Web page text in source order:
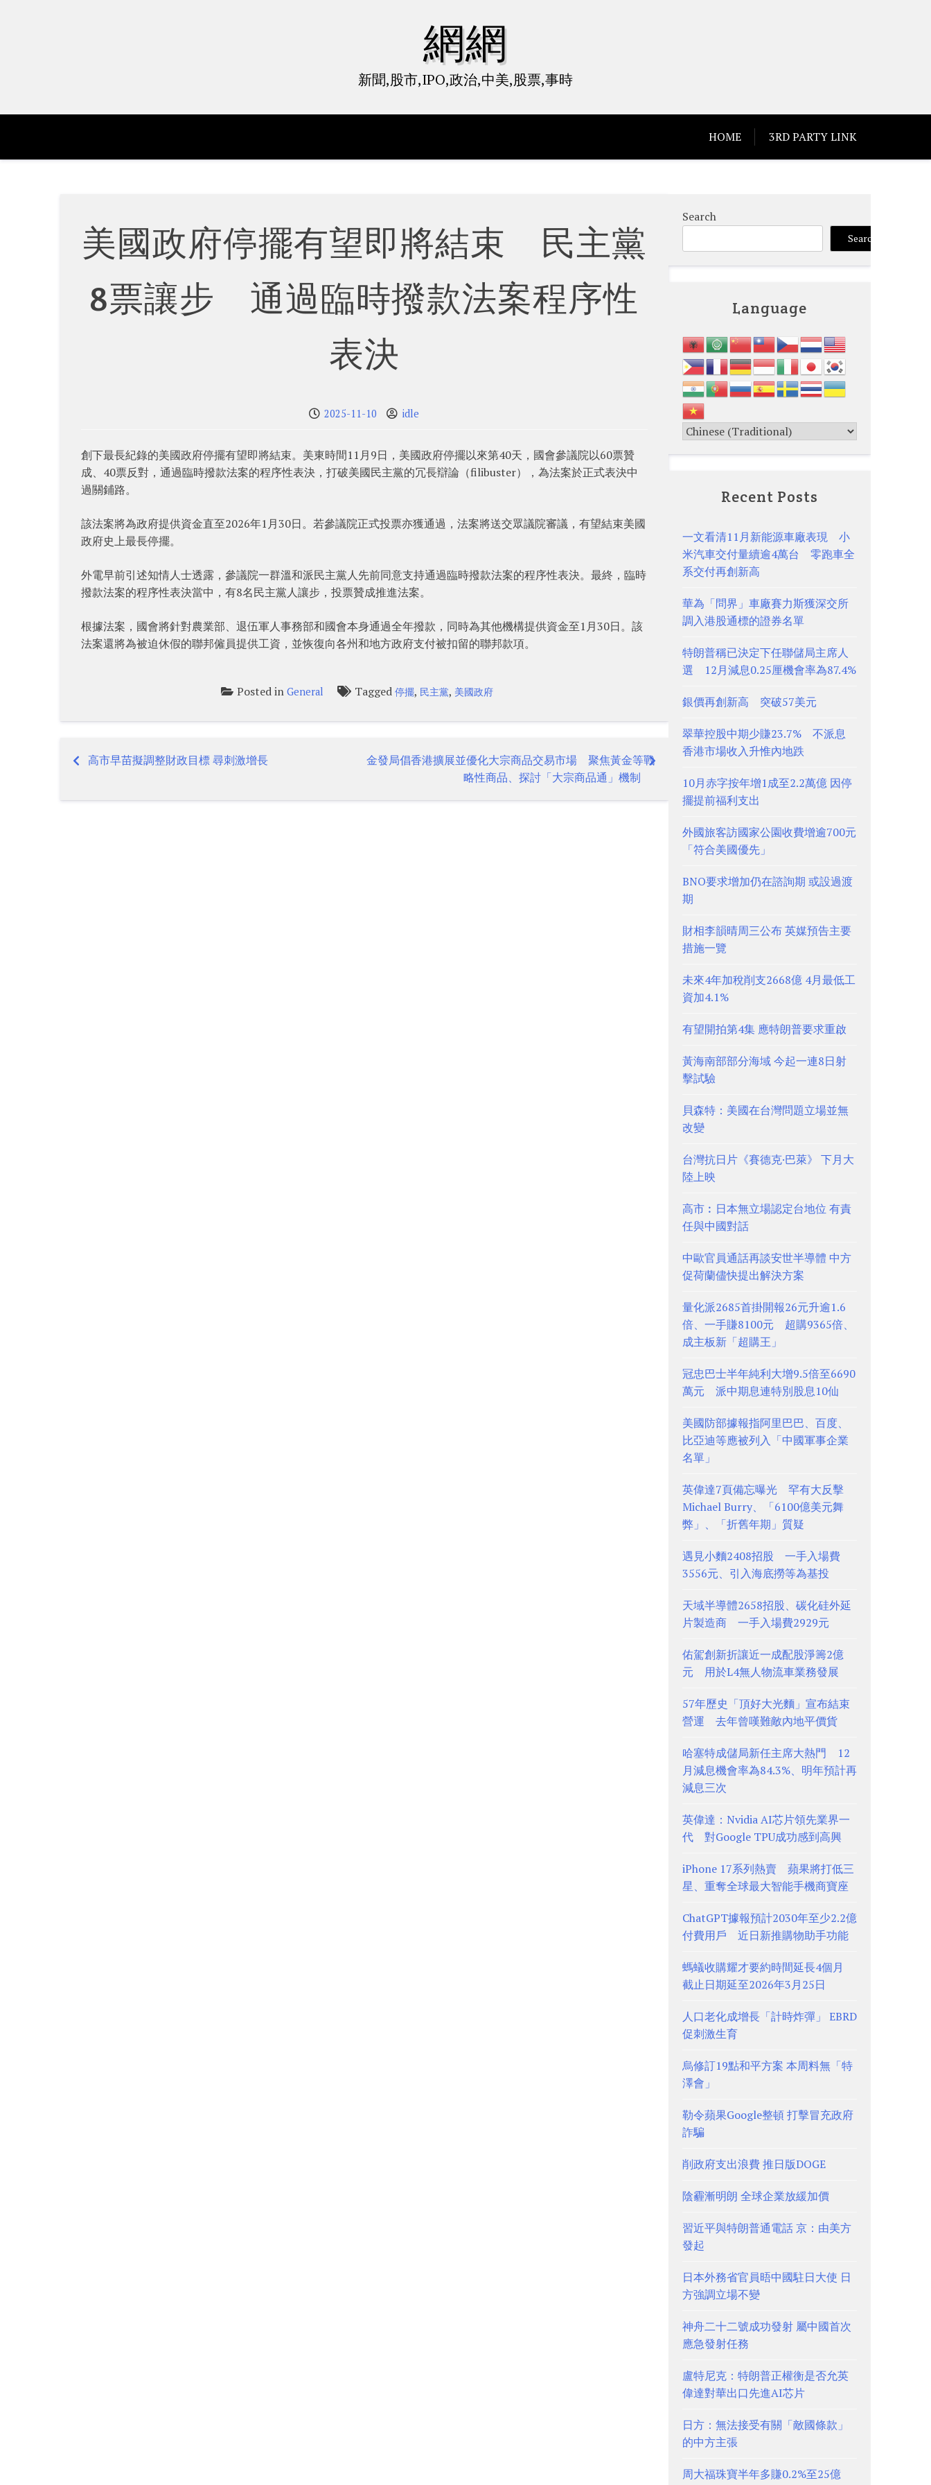
網網
新聞,股市,IPO,政治,中美,股票,事時
HOME 3RD PARTY LINK
美國政府停擺有望即將結束 民主黨
8票讓步 通過臨時撥款法案程序性
表決
2025-11-10 idle
創下最長紀錄的美國政府停擺有望即將結束。美東時間11月9日，美國政府停擺以來第40天，國會參議院以60票贊
成、40票反對，通過臨時撥款法案的程序性表決，打破美國民主黨的冗長辯論（filibuster），為法案於正式表決中
過關鋪路。
該法案將為政府提供資金直至2026年1月30日。若參議院正式投票亦獲通過，法案將送交眾議院審議，有望結束美國
政府史上最長停擺。
外電早前引述知情人士透露，參議院一群溫和派民主黨人先前同意支持通過臨時撥款法案的程序性表決。最終，臨時
撥款法案的程序性表決當中，有8名民主黨人讓步，投票贊成推進法案。
根據法案，國會將針對農業部、退伍軍人事務部和國會本身通過全年撥款，同時為其他機構提供資金至1月30日。該
法案還將為被迫休假的聯邦僱員提供工資，並恢復向各州和地方政府支付被扣留的聯邦款項。
Posted inGeneral Tagged停擺, 民主黨, 美國政府
Post
navigation
高市早苗擬調整財政目標 尋刺激增長
金發局倡香港擴展並優化大宗商品交易市場 聚焦黃金等戰
略性商品、探討「大宗商品通」機制
Search
Search
Language
Recent Posts
一文看清11月新能源車廠表現 小
米汽車交付量續逾4萬台 零跑車全
系交付再創新高
華為「問界」車廠賽力斯獲深交所
調入港股通標的證券名單
特朗普稱已決定下任聯儲局主席人
選 12月減息0.25厘機會率為87.4%
銀價再創新高 突破57美元
翠華控股中期少賺23.7% 不派息
香港市場收入升惟內地跌
10月赤字按年增1成至2.2萬億 因停
擺提前福利支出
外國旅客訪國家公園收費增逾700元
「符合美國優先」
BNO要求增加仍在諮詢期 或設過渡
期
財相李韻晴周三公布 英媒預告主要
措施一覽
未來4年加稅削支2668億 4月最低工
資加4.1%
有望開拍第4集 應特朗普要求重啟
黃海南部部分海域 今起一連8日射
擊試驗
貝森特：美國在台灣問題立場並無
改變
台灣抗日片《賽德克·巴萊》 下月大
陸上映
高市︰日本無立場認定台地位 有責
任與中國對話
中歐官員通話再談安世半導體 中方
促荷蘭儘快提出解決方案
量化派2685首掛開報26元升逾1.6
倍、一手賺8100元 超購9365倍、
成主板新「超購王」
冠忠巴士半年純利大增9.5倍至6690
萬元 派中期息連特別股息10仙
美國防部據報指阿里巴巴、百度、
比亞迪等應被列入「中國軍事企業
名單」
英偉達7頁備忘曝光 罕有大反擊
Michael Burry、「6100億美元舞
弊」、「折舊年期」質疑
遇見小麵2408招股 一手入場費
3556元、引入海底撈等為基投
天域半導體2658招股、碳化硅外延
片製造商 一手入場費2929元
佑駕創新折讓近一成配股淨籌2億
元 用於L4無人物流車業務發展
57年歷史「頂好大光麵」宣布結束
營運 去年曾嘆難敵內地平價貨
哈塞特成儲局新任主席大熱門 12
月減息機會率為84.3%、明年預計再
減息三次
英偉達：Nvidia AI芯片領先業界一
代 對Google TPU成功感到高興
iPhone 17系列熱賣 蘋果將打低三
星、重奪全球最大智能手機商寶座
ChatGPT據報預計2030年至少2.2億
付費用戶 近日新推購物助手功能
螞蟻收購耀才要約時間延長4個月
截止日期延至2026年3月25日
人口老化成增長「計時炸彈」 EBRD
促刺激生育
烏修訂19點和平方案 本周料無「特
澤會」
勒令蘋果Google整頓 打擊冒充政府
詐騙
削政府支出浪費 推日版DOGE
陰霾漸明朗 全球企業放緩加價
習近平與特朗普通電話 京：由美方
發起
日本外務省官員晤中國駐日大使 日
方強調立場不變
神舟二十二號成功發射 屬中國首次
應急發射任務
盧特尼克：特朗普正權衡是否允英
偉達對華出口先進AI芯片
日方：無法接受有關「敵國條款」
的中方主張
周大福珠寶半年多賺0.2%至25億